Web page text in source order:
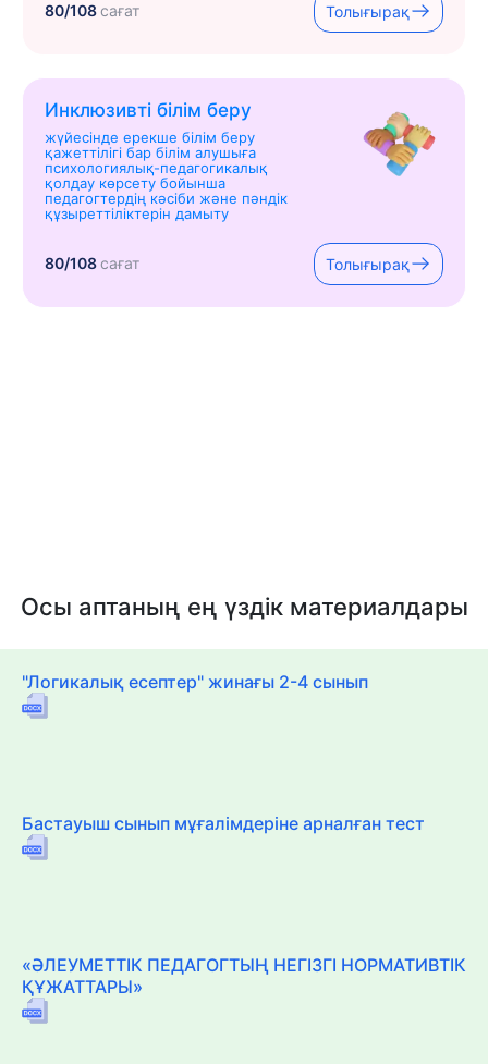
80/108сағат Толығырақ
Инклюзивті білім беру
жүйесінде ерекше білім беру
қажеттілігі бар білім алушыға
психологиялық-педагогикалық
қолдау көрсету бойынша
педагогтердің кәсіби және пәндік
құзыреттіліктерін дамыту
80/108сағат Толығырақ
Осы аптаның ең үздік материалдары
"Логикалық есептер" жинағы 2-4 сынып
Бастауыш сынып мұғалімдеріне арналған тест
«ӘЛЕУМЕТТІК ПЕДАГОГТЫҢ НЕГІЗГІ НОРМАТИВТІК
ҚҰЖАТТАРЫ»